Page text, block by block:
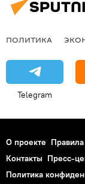
ПОЛИТИКА
Telegram
О проекте
Контакты Пресс-
Политика